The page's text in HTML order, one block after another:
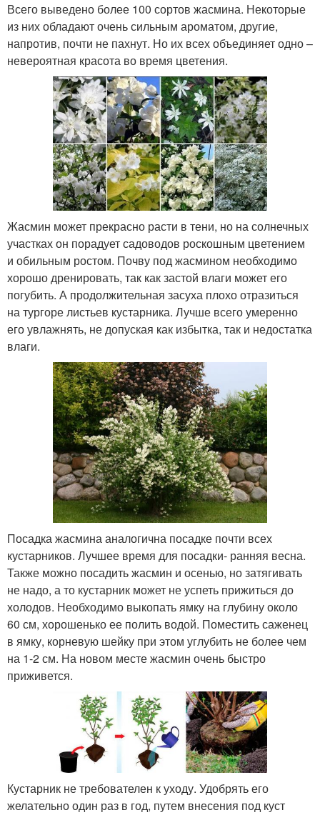
Всего выведено более 100 сортов жасмина. Некоторые
из них обладают очень сильным ароматом, другие,
напротив, почти не пахнут. Но их всех объединяет одно –
невероятная красота во время цветения.
Жасмин может прекрасно расти в тени, но на солнечных
участках он порадует садоводов роскошным цветением
и обильным ростом. Почву под жасмином необходимо
хорошо дренировать, так как застой влаги может его
погубить. А продолжительная засуха плохо отразиться
на тургоре листьев кустарника. Лучше всего умеренно
его увлажнять, не допуская как избытка, так и недостатка
влаги.
Посадка жасмина аналогична посадке почти всех
кустарников. Лучшее время для посадки- ранняя весна.
Также можно посадить жасмин и осенью, но затягивать
не надо, а то кустарник может не успеть прижиться до
холодов. Необходимо выкопать ямку на глубину около
60 см, хорошенько ее полить водой. Поместить саженец
в ямку, корневую шейку при этом углубить не более чем
на 1-2 см. На новом месте жасмин очень быстро
приживется.
Кустарник не требователен к уходу. Удобрять его
желательно один раз в год, путем внесения под куст